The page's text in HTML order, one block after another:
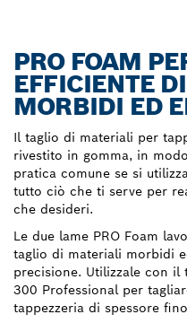
PRO FOAM
EFFICIENTE
MORBIDI ED
Il taglio di materiali per
rivestito in gomma, in
pratica comune se si
tutto ciò che ti serve per
che desideri.
Le due lame PRO Foam
taglio di materiali morbidi
precisione. Utilizzale con il
300 Professional per
tappezzeria di spessore